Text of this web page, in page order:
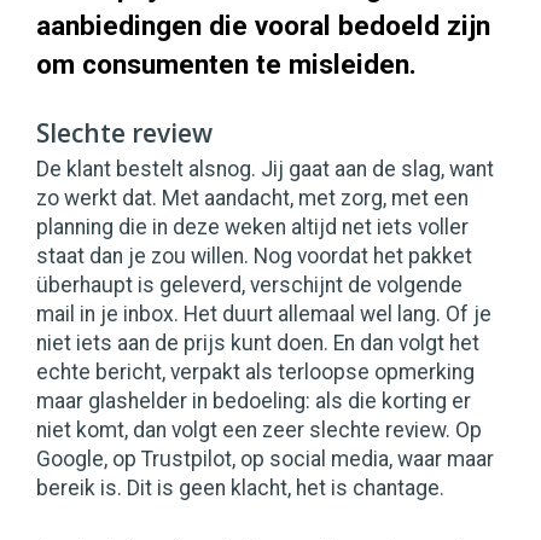
aanbiedingen die vooral bedoeld zijn
om consumenten te misleiden.
Slechte review
De klant bestelt alsnog. Jij gaat aan de slag, want
zo werkt dat. Met aandacht, met zorg, met een
planning die in deze weken altijd net iets voller
staat dan je zou willen. Nog voordat het pakket
überhaupt is geleverd, verschijnt de volgende
mail in je inbox. Het duurt allemaal wel lang. Of je
niet iets aan de prijs kunt doen. En dan volgt het
echte bericht, verpakt als terloopse opmerking
maar glashelder in bedoeling: als die korting er
niet komt, dan volgt een zeer slechte review. Op
Google, op Trustpilot, op social media, waar maar
bereik is. Dit is geen klacht, het is chantage.